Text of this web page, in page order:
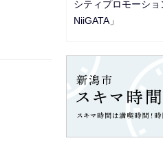
シティプロモーシ
NiiGATA」